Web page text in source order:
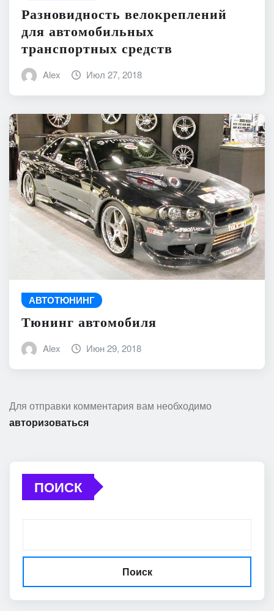
Разновидность велокреплений
для автомобильных
транспортных средств
Alex Июл 27, 2018
АВТОТЮНИНГ
Тюнинг автомобиля
Alex Июн 29, 2018
Для отправки комментария вам необходимо
авторизоваться
ПОИСК
Поиск